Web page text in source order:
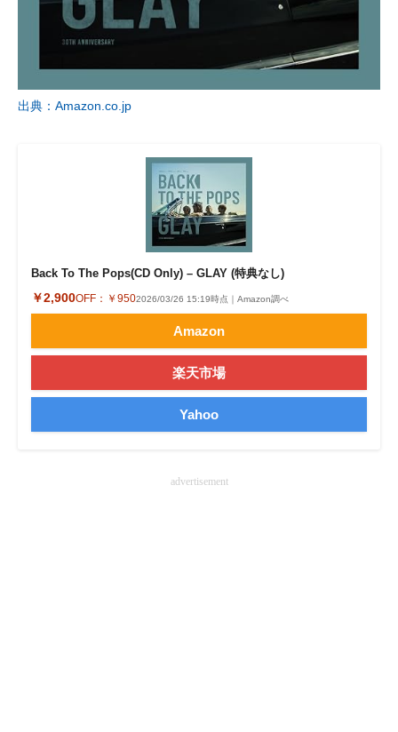
出典：Amazon.co.jp
Back To The Pops(CD Only) – GLAY (特典なし)
￥2,900OFF： ￥9502026/03/26 15:19時点｜Amazon調べ
Amazon
楽天市場
Yahoo
advertisement